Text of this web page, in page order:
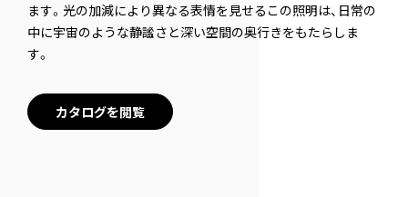
ます。光の加減により異なる表情を見せるこの照明は、日常の
中に宇宙のような静謐さと深い空間の奥行きをもたらしま
す。
カタログを閲覧